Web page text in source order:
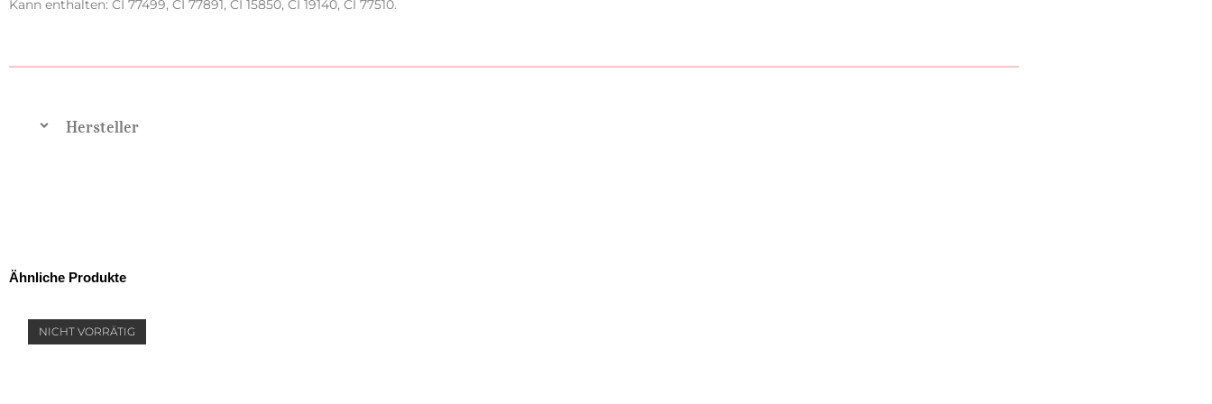
Kann enthalten: CI 77499, CI 77891, CI 15850, CI 19140, CI 77510.
Hersteller
Ähnliche Produkte
NICHT VORRÄTIG